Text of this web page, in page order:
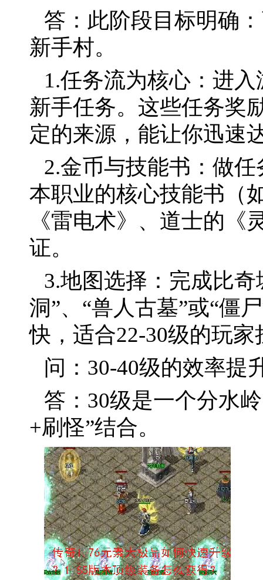
答：此阶段目标明确
新手村。
1.任务流为核心：进
新手任务。这些任务奖
定的来源，能让你迅速
2.金币与技能书：做
本职业的核心技能书（
《雷电术》、道士的
证。
3.地图选择：完成比
洞”、“兽人古墓”或“僵
快，适合22-30级的玩
问：30-40级的效率提
答：30级是一个分水
+刷怪”结合。